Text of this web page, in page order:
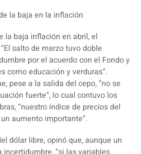
la baja en la inflación
la baja inflación en abril, el
salto de marzo tuvo doble
por el acuerdo con el Fondo y
como educación y verduras”.
pese a la salida del cepo, “no se
fuerte”, lo cual contuvo los
“nuestro índice de precios del
aumento importante”.
dólar libre, opinó que, aunque un